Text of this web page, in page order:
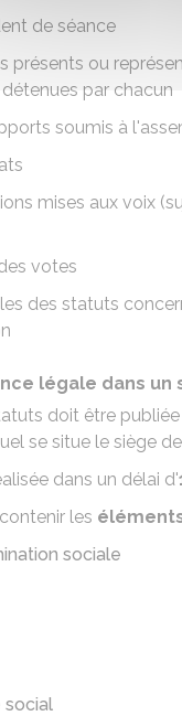
de séance
présents ou
par chacun
soumis à
mises aux voix
votes
des statuts
légale dans
doit être publiée
se situe le siège
dans un délai d'
les
sociale
social